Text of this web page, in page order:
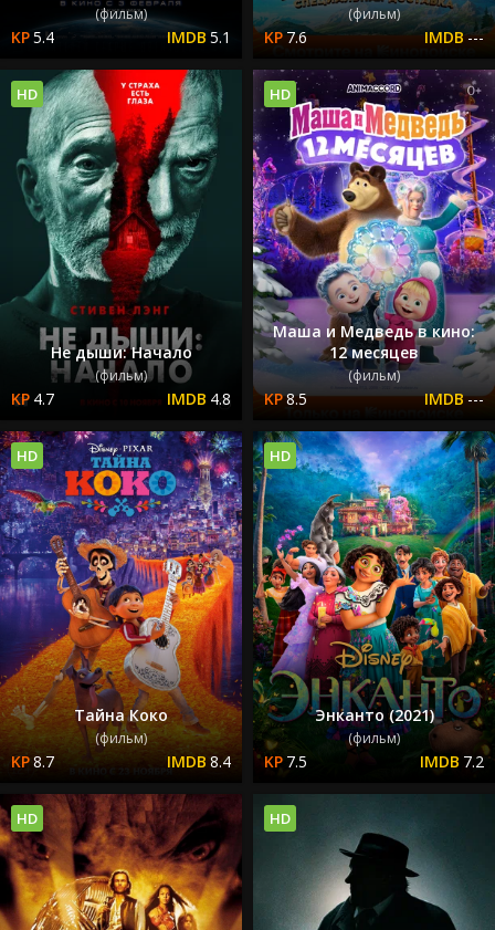
(фильм)
5.4 5.1
(фильм)
7.6 ---
Не дыши: Начало
(фильм)
4.7 4.8
HD
Маша и Медведь в кино:
12 месяцев
(фильм)
8.5 ---
HD
Тайна Коко
(фильм)
8.7 8.4
HD
Энканто (2021)
(фильм)
7.5 7.2
HD
HD HD